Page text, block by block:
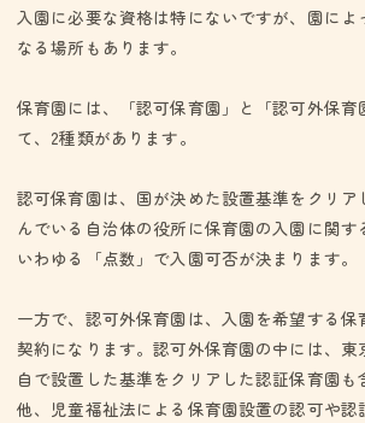
入園に必要な資格は特にないですが、園に
なる場所もあります。
保育園には、「認可保育園」と「認可外保育
て、2種類があります。
認可保育園は、国が決めた設置基準をクリ
んでいる自治体の役所に保育園の入園に関す
いわゆる「点数」で入園可否が決まります。
一方で、認可外保育園は、入園を希望する保
契約になります。認可外保育園の中には、東
自で設置した基準をクリアした認証保育園も
他、児童福祉法による保育園設置の認可や認